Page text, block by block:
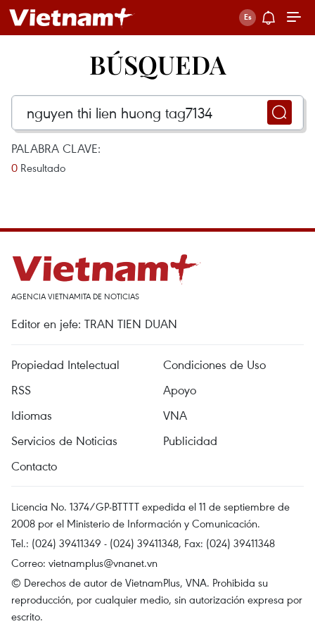
BÚSQUEDA
PALABRA CLAVE:
0 Resultado
AGENCIA VIETNAMITA DE NOTICIAS
Editor en jefe: TRAN TIEN DUAN
Propiedad Intelectual
Condiciones de Uso
RSS
Apoyo
Idiomas
VNA
Servicios de Noticias
Publicidad
Contacto
Licencia No. 1374/GP-BTTTT expedida el 11 de septiembre de
2008 por el Ministerio de Información y Comunicación.
Tel.: (024) 39411349 - (024) 39411348, Fax: (024) 39411348
Correo: vietnamplus@vnanet.vn
© Derechos de autor de VietnamPlus, VNA. Prohibida su
reproducción, por cualquier medio, sin autorización expresa por
escrito.